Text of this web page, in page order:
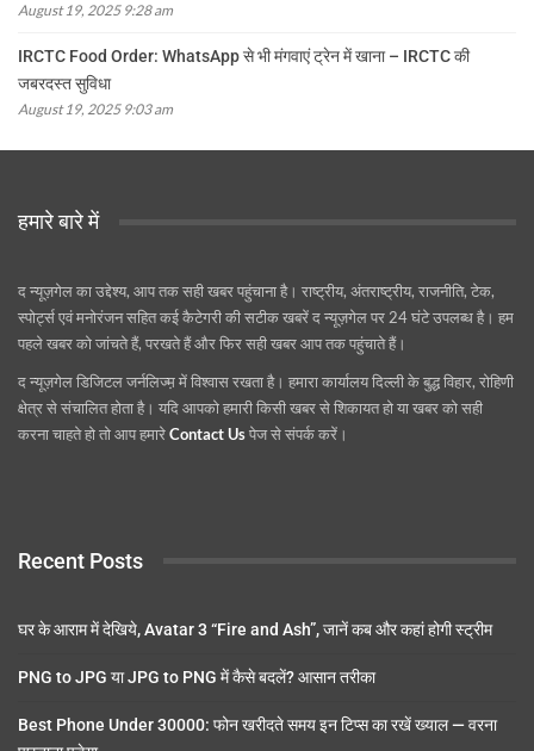
August 19, 2025 9:28 am
IRCTC Food Order: WhatsApp से भी मंगवाएं ट्रेन में खाना – IRCTC की
जबरदस्त सुविधा
August 19, 2025 9:03 am
हमारे बारे में
द न्यूज़गेल का उद्देश्य, आप तक सही खबर पहुंचाना है। राष्ट्रीय, अंतराष्ट्रीय, राजनीति, टेक,
स्पोर्ट्स एवं मनोरंजन सहित कई कैटेगरी की सटीक खबरें द न्यूज़गेल पर 24 घंटे उपलब्ध है। हम
पहले खबर को जांचते हैं, परखते हैं और फिर सही खबर आप तक पहुंचाते हैं।
द न्यूज़गेल डिजिटल जर्नलिज्म़ में विश्वास रखता है। हमारा कार्यालय दिल्ली के बुद्ध विहार, रोहिणी
क्षेत्र से संचालित होता है। यदि आपको हमारी किसी खबर से शिकायत हो या खबर को सही
करना चाहते हो तो आप हमारेContact Usपेज से संपर्क करें।
Recent Posts
घर के आराम में देखिये, Avatar 3 “Fire and Ash”, जानें कब और कहां होगी स्ट्रीम
PNG to JPG या JPG to PNG में कैसे बदलें? आसान तरीका
Best Phone Under 30000: फोन खरीदते समय इन टिप्स का रखें ख्याल — वरना